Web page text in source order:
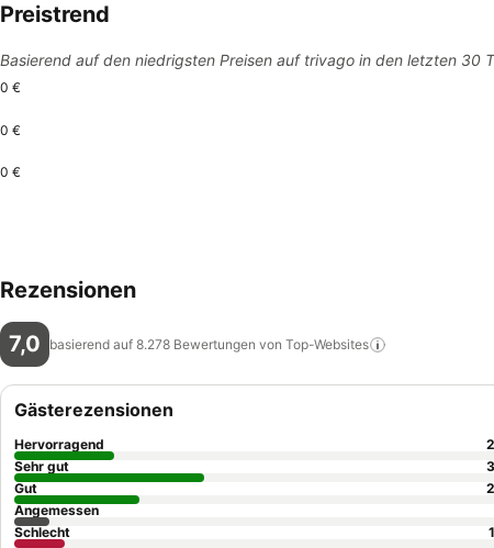
Preistrend
Basierend auf den niedrigsten Preisen auf trivago in den letzten 30
0 €
0 €
0 €
Rezensionen
7,0 basierend auf 8.278 Bewertungen von Top-Websites
Gästerezensionen
Hervorragend
Sehr gut
Gut
Angemessen
Schlecht